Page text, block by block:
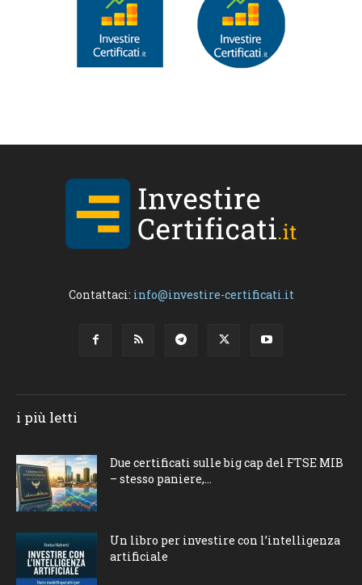
Contattaci: info@investire-certificati.it
i più letti
Due certificati sulle big cap del FTSE MIB
– stesso paniere,...
Un libro per investire con l’intelligenza
artificiale